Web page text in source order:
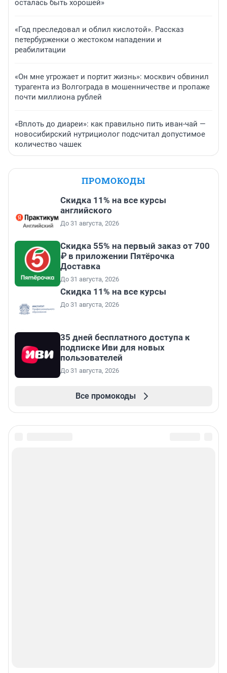
осталась быть хорошей»
«Год преследовал и облил кислотой». Рассказ
петербурженки о жестоком нападении и
реабилитации
«Он мне угрожает и портит жизнь»: москвич обвинил
турагента из Волгограда в мошенничестве и пропаже
почти миллиона рублей
«Вплоть до диареи»: как правильно пить иван-чай —
новосибирский нутрициолог подсчитал допустимое
количество чашек
ПРОМОКОДЫ
Скидка 11% на все курсы
английского
До 31 августа, 2026
Скидка 55% на первый заказ от 700
₽ в приложении Пятёрочка
Доставка
До 31 августа, 2026
Скидка 11% на все курсы
До 31 августа, 2026
35 дней бесплатного доступа к
подписке Иви для новых
пользователей
До 31 августа, 2026
Все промокоды